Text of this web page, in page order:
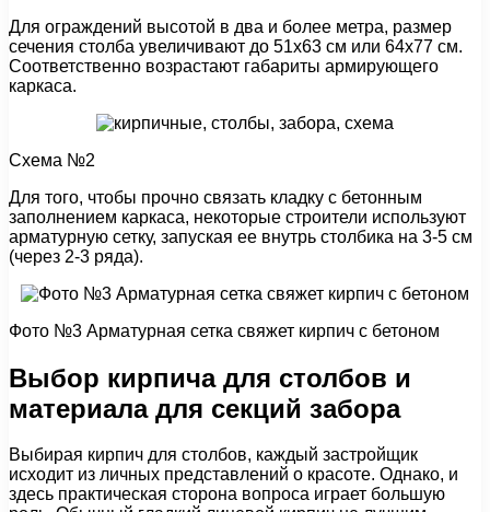
Для ограждений высотой в два и более метра, размер
сечения столба увеличивают до 51х63 см или 64х77 см.
Соответственно возрастают габариты армирующего
каркаса.
Схема №2
Для того, чтобы прочно связать кладку с бетонным
заполнением каркаса, некоторые строители используют
арматурную сетку, запуская ее внутрь столбика на 3-5 см
(через 2-3 ряда).
Фото №3 Арматурная сетка свяжет кирпич с бетоном
Выбор кирпича для столбов и
материала для секций забора
Выбирая кирпич для столбов, каждый застройщик
исходит из личных представлений о красоте. Однако, и
здесь практическая сторона вопроса играет большую